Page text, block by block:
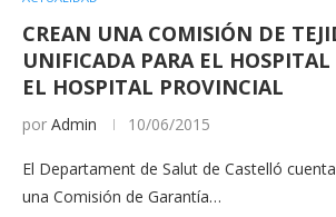
CREAN UNA COMISIÓN DE
UNIFICADA PARA EL HOSPITAL
EL HOSPITAL PROVINCIAL
por Admin 10/06/2015
El Departament de Salut de Castelló
una Comisión de Garantía…